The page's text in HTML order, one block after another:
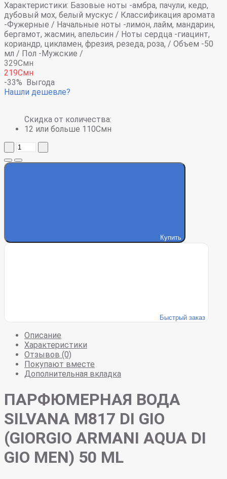
Характеристики: Базовые ноты -амбра, пачули, кедр,
дубовый мох, белый мускус / Классификация аромата
-Фужерные / Начальные ноты -лимон, лайм, мандарин,
бергамот, жасмин, апельсин / Ноты сердца -гиацинт,
кориандр, цикламен, фрезия, резеда, роза, / Объем -50
мл / Пол -Мужские /
329Смн
219Смн
-33% Выгода
Нашли дешевле?
Скидка от количества:
12 или больше 110Смн
Купить
Быстрый заказ
Описание
Характеристики
Отзывов (0)
Покупают вместе
Дополнительная вкладка
ПАРФЮМЕРНАЯ ВОДА
SILVANA M817 DI GIO
(GIORGIO ARMANI AQUA DI
GIO MEN) 50 ML